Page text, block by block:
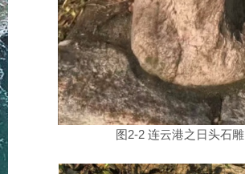
图2-2 连云港之日头石雕